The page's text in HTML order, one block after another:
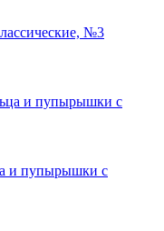
№3
и пупырышки с